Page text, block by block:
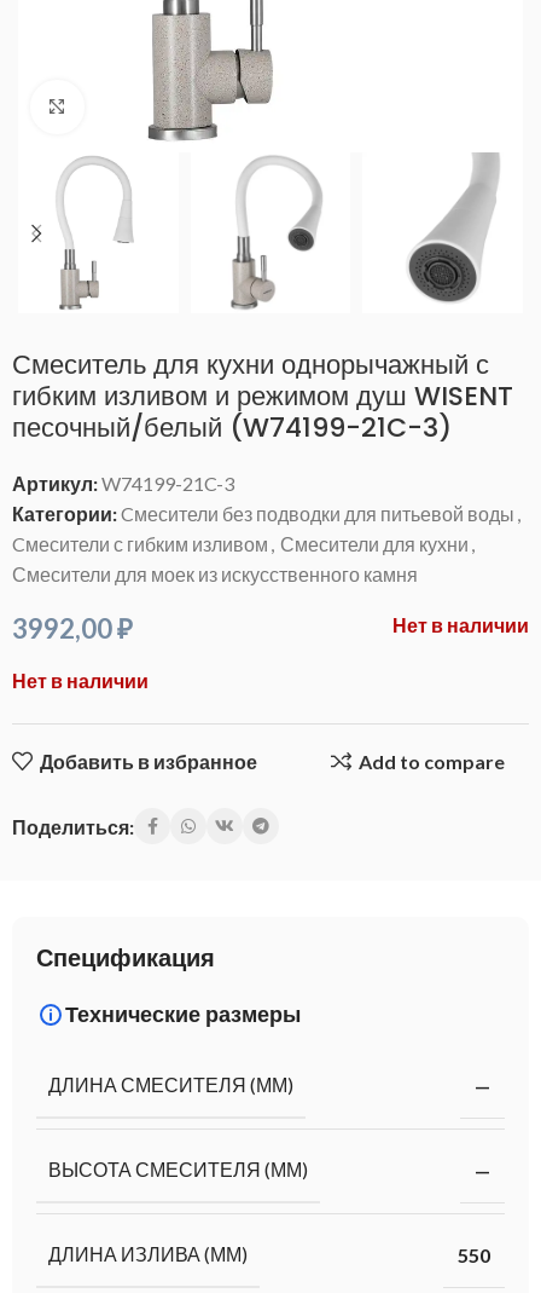
Нажмите, чтобы увеличить
Смеситель для кухни однорычажный с
гибким изливом и режимом душ WISENT
песочный/белый (W74199-21C-3)
Артикул:W74199-21C-3
Категории:Cмесители без подводки для питьевой воды ,
Cмесители с гибким изливом , Смесители для кухни ,
Смесители для моек из искусственного камня
3992,00₽ Нет в наличии
Нет в наличии
Добавить в избранное Add to compare
Поделиться:
Спецификация
Технические размеры
ДЛИНА СМЕСИТЕЛЯ (ММ) —
ВЫСОТА СМЕСИТЕЛЯ (ММ) —
ДЛИНА ИЗЛИВА (ММ) 550